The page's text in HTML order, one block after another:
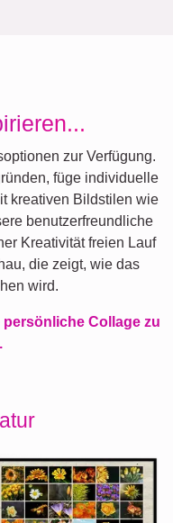
zur Verfügung.
füge individuelle
kreativen Bildstilen wie
benutzerfreundliche
Kreativität freien Lauf
die zeigt, wie das
wird.
persönliche Collage zu